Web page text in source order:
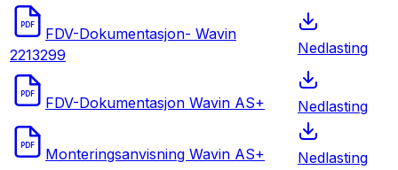
PDF
FDV-Dokumentasjon- Wavin
2213299
Nedlasting
PDF FDV-Dokumentasjon Wavin AS+ Nedlasting
PDF Monteringsanvisning Wavin AS+ Nedlasting